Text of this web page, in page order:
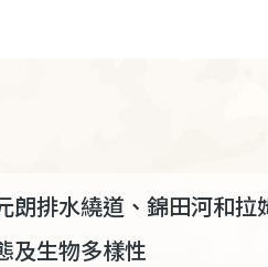
排水繞道、錦田河和
及生物多樣性